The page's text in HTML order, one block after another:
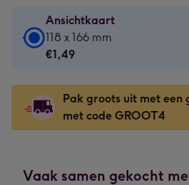
Ansichtkaart
Ansichtkaart
-
-
118
x
-
118 x 166 mm
€1,49
Pak groots uit met
met code GROOT4
Vaak samen gekocht